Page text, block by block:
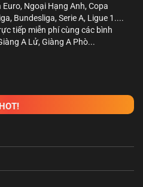
Ngoại Hạng Anh, Copa
Bundesliga, Serie A, Ligue 1....
tiếp miễn phí cùng các bình
A Lử, Giàng A Phò...
HOT!